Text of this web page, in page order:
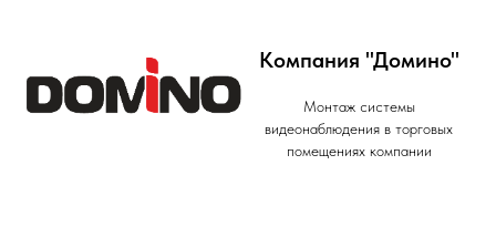
Компания "Домино"
Монтаж системы
видеонаблюдения в торговых
помещениях компании